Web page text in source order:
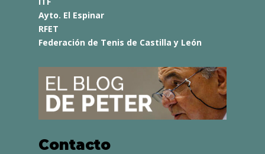
Ayto. El Espinar
RFET
Federación de Tenis de Castilla y León
Contacto